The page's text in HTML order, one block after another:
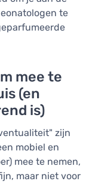
te
mee te
(en
is)
zijn
mobiel en
mee te nemen,
maar niet voor